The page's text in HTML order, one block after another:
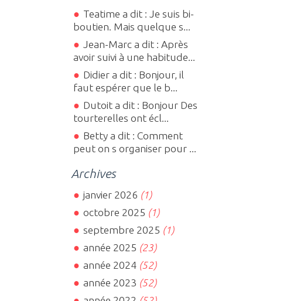
Teatime a dit : Je suis bi-
boutien. Mais quelque s...
Jean-Marc a dit : Après
avoir suivi à une habitude...
Didier a dit : Bonjour, il
faut espérer que le b...
Dutoit a dit : Bonjour Des
tourterelles ont écl...
Betty a dit : Comment
peut on s organiser pour ...
Archives
janvier 2026 (1)
octobre 2025 (1)
septembre 2025 (1)
année 2025 (23)
année 2024(52)
année 2023 (52)